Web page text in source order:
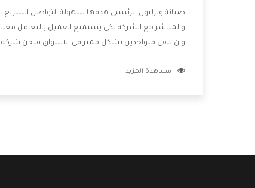
صيانة ويرلبول الرئيسي هدفها سهولة التواصل السريع
والمباشر مع الشركة لكى يستمتع العميل بالتعامل معنا
وان نبقى متواجدين بشكل مميز فى الاسواق فنحن شركة
بالخدمات التى تنفرد الشركة بها والتى تكون منها خدمة
مشاهدة المزيد